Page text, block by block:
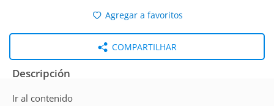
Agregar a favoritos
COMPARTILHAR
Descripción
Ir al contenido